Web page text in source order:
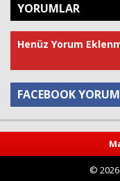
YORUMLAR
Henüz Yorum
FACEBOOK YORUM
© 2026